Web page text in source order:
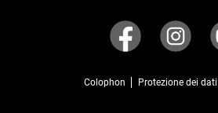
Colophon Protezione dei dati